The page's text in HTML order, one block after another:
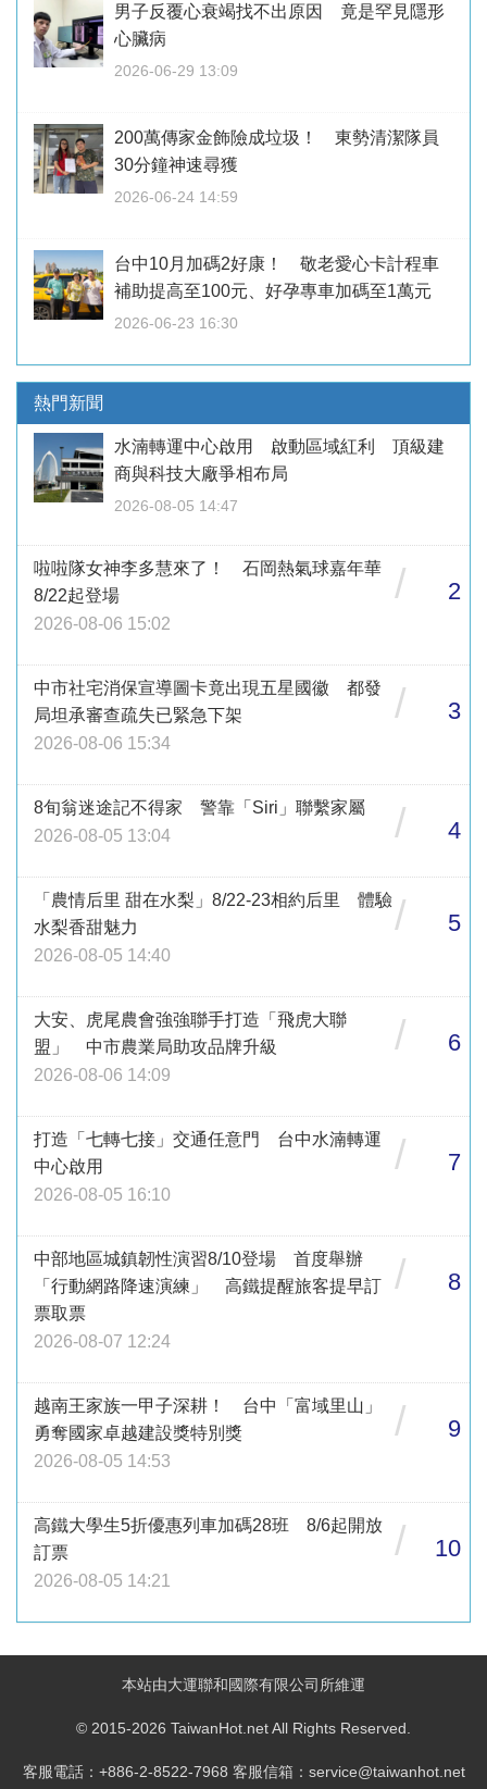
男子反覆心衰竭找不出原因 竟是罕見隱形
心臟病
2026-06-29 13:09
200萬傳家金飾險成垃圾！ 東勢清潔隊員
30分鐘神速尋獲
2026-06-24 14:59
台中10月加碼2好康！ 敬老愛心卡計程車
補助提高至100元、好孕專車加碼至1萬元
2026-06-23 16:30
熱門新聞
水湳轉運中心啟用 啟動區域紅利 頂級建
商與科技大廠爭相布局
2026-08-05 14:47
啦啦隊女神李多慧來了！ 石岡熱氣球嘉年華
8/22起登場
2026-08-06 15:02
/ 2
中市社宅消保宣導圖卡竟出現五星國徽 都發
局坦承審查疏失已緊急下架
2026-08-06 15:34
/ 3
8旬翁迷途記不得家 警靠「Siri」聯繫家屬
2026-08-05 13:04
/ 4
「農情后里 甜在水梨」8/22-23相約后里 體驗
水梨香甜魅力
2026-08-05 14:40
/ 5
大安、虎尾農會強強聯手打造「飛虎大聯
盟」 中市農業局助攻品牌升級
2026-08-06 14:09
/ 6
打造「七轉七接」交通任意門 台中水湳轉運
中心啟用
2026-08-05 16:10
/ 7
中部地區城鎮韌性演習8/10登場 首度舉辦
「行動網路降速演練」 高鐵提醒旅客提早訂
票取票
2026-08-07 12:24
/ 8
越南王家族一甲子深耕！ 台中「富域里山」
勇奪國家卓越建設獎特別獎
2026-08-05 14:53
/ 9
高鐵大學生5折優惠列車加碼28班 8/6起開放
訂票
2026-08-05 14:21
/ 10
本站由大運聯和國際有限公司所維運
© 2015-2026 TaiwanHot.net All Rights Reserved.
客服電話：+886-2-8522-7968 客服信箱：service@taiwanhot.net